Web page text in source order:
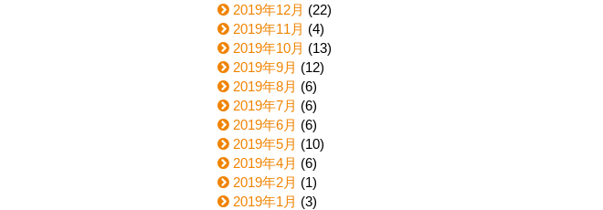
2019年12月 (22)
2019年11月 (4)
2019年10月 (13)
2019年9月 (12)
2019年8月 (6)
2019年7月 (6)
2019年6月 (6)
2019年5月 (10)
2019年4月 (6)
2019年2月 (1)
2019年1月 (3)